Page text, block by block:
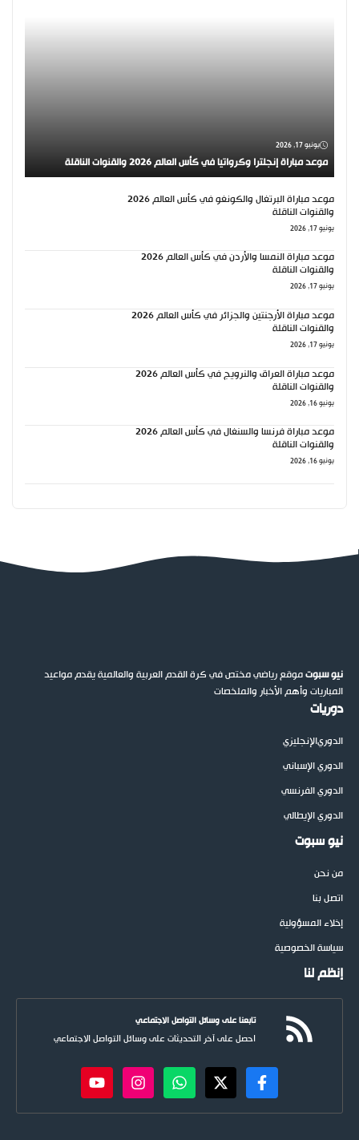
يونيو 17, 2026
موعد مباراة إنجلترا وكرواتيا في كأس العالم 2026 والقنوات الناقلة
موعد مباراة البرتغال والكونغو في كأس العالم 2026
والقنوات الناقلة
يونيو 17, 2026
موعد مباراة النمسا والأردن في كأس العالم 2026
والقنوات الناقلة
يونيو 17, 2026
موعد مباراة الأرجنتين والجزائر في كأس العالم 2026
والقنوات الناقلة
يونيو 17, 2026
موعد مباراة العراق والنرويج في كأس العالم 2026
والقنوات الناقلة
يونيو 16, 2026
موعد مباراة فرنسا والسنغال في كأس العالم 2026
والقنوات الناقلة
يونيو 16, 2026
نيو سبوتموقع رياضي مختص في كرة القدم العربية والعالمية يقدم مواعيد
المباريات وأهم الأخبار والملخصات
دوريات
الدوريالإنجليزي
الدوري الإسباني
الدوري الفرنسي
الدوري الإيطالي
نيو سبوت
من نحن
اتصل بنا
إخلاء المسؤولية
سياسة الخصوصية
إنظم لنا
تابعنا على وسائل التواصل الاجتماعي
احصل على آخر التحديثات على وسائل التواصل الاجتماعي